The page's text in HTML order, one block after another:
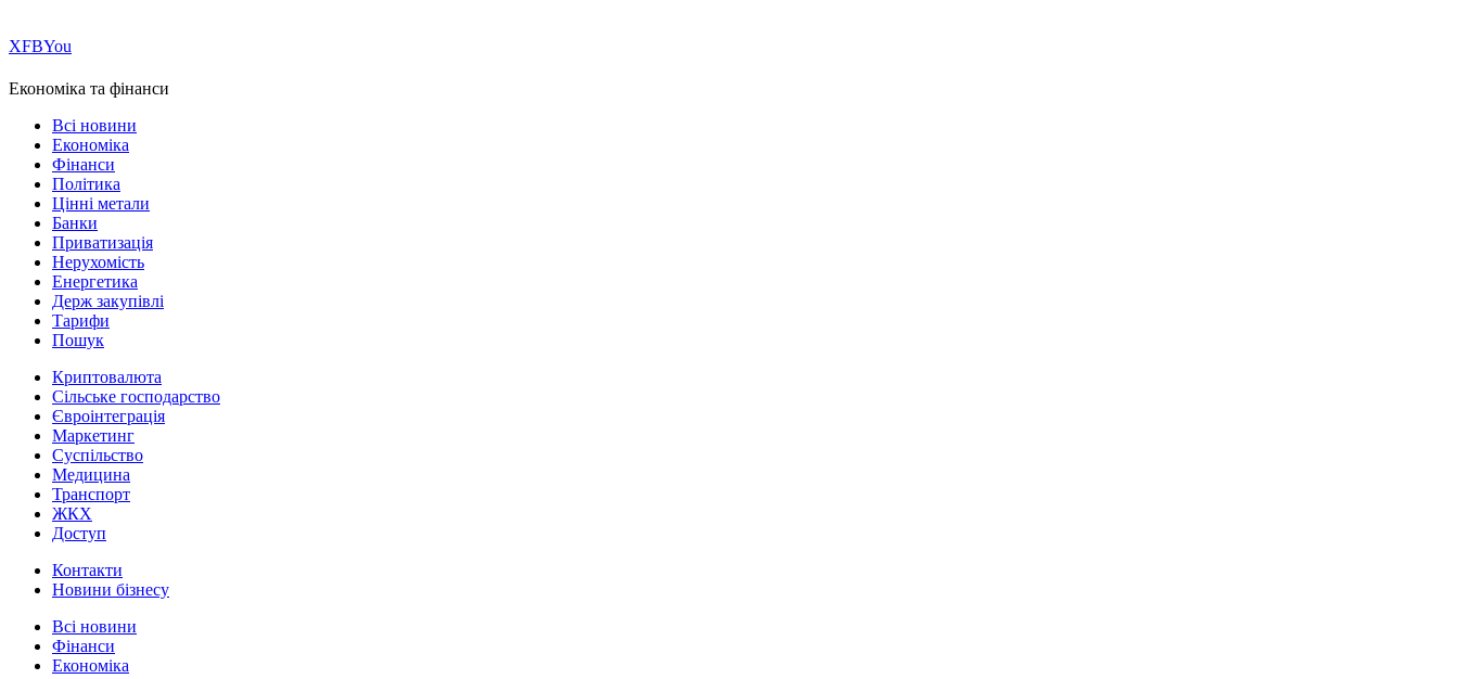
ХFBYou
Економіка та фінанси
Всі новини
Економіка
Фінанси
Політика
Цінні метали
Банки
Приватизація
Нерухомість
Енергетика
Держ закупівлі
Тарифи
Пошук
Криптовалюта
Сільське господарство
Євроінтеграція
Маркетинг
Суспільство
Медицина
Транспорт
ЖКХ
Доступ
Контакти
Новини бізнесу
Всі новини
Фінанси
Економіка